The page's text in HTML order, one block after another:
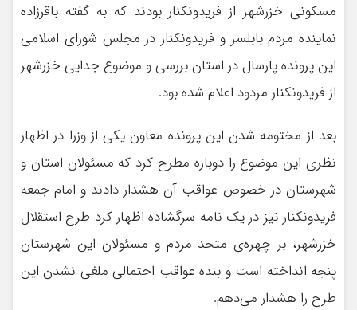
مسکونی خزرشهر از فریدونکنار بودند که به گفته باقرزاده
نماینده مردم بابلسر و فریدونکنار در مجلس شورای اسلامی
این پرونده پارسال در استان بررسی و موضوع جدایی خزرشهر
از فریدونکنار مردود اعلام شده بود.
بعد از مختومه شدن این پرونده معاون یکی از وزرا در اظهار
نظری این موضوع را دوباره مطرح کرد که مسئولان استان و
شهرستان در خصوص عواقب آن هشدار دادند و امام جمعه
فریدونکنار نیز در یک نامه سرگشاده اظهار کرد طرح استقلال
خزرشهر، بر چهره‌ی متحد مردم و مسئولان این شهرستان
پنجه انداخته است و بنده عواقب احتمالی ملغی نشدن این
طرح را هشدار می‌دهم.